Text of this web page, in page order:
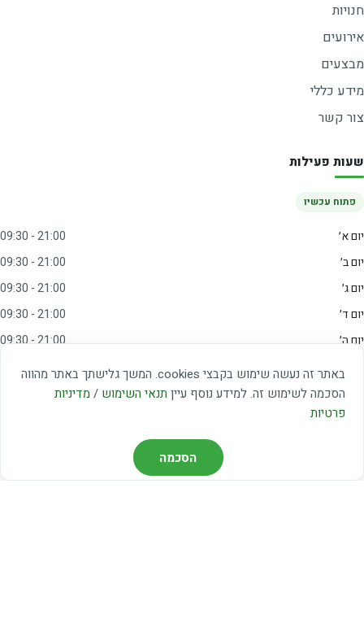
באתר זה נעשה שימוש בקבצי cookies. המשך גלישתך באתר מהווה
הסכמה לשימוש זה. למידע נוסף עיין תנאי השימוש / מדיניות
פרטיות
הסכמה
חנויות
אירועים
מבצעים
מידע כללי
צור קשר
שעות פעילות
פתוח עכשיו
יום א׳
09:30 - 21:00
יום ב׳
09:30 - 21:00
יום ג׳
09:30 - 21:00
יום ד׳
09:30 - 21:00
יום ה׳
09:30 - 21:00
יום ו׳
09:00 - 15:00
שבת
20:00 - 23:00